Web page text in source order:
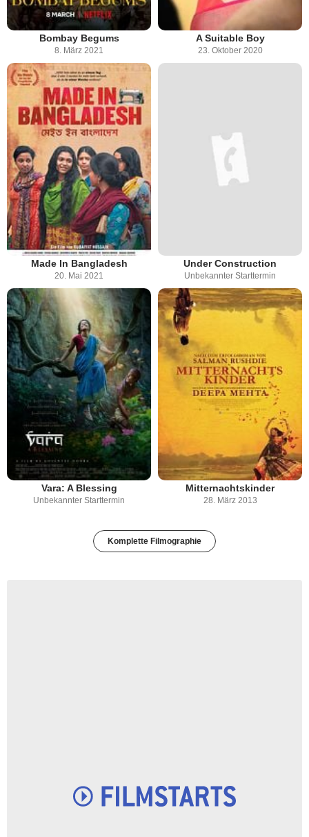
Bombay Begums
8. März 2021
A Suitable Boy
23. Oktober 2020
Made In Bangladesh
20. Mai 2021
Under Construction
Unbekannter Starttermin
Vara: A Blessing
Unbekannter Starttermin
Mitternachtskinder
28. März 2013
Komplette Filmographie